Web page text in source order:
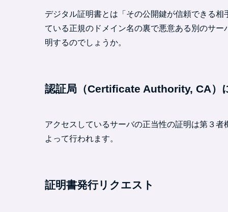
デジタル証明書とは「その公開鍵が信頼できる
ている正規のドメイン名の裏で悪意ある別のサ
明するのでしょうか。
認証局（Certificate Authority, CA）
アクセスしているサーバの正当性の証明は第３
よって行われます。
証明書発行リクエスト